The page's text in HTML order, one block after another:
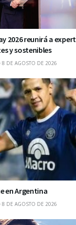
2026 reunirá a
y sostenibles
8 DE AGOSTO DE 2026
en Argentina
8 DE AGOSTO DE 2026